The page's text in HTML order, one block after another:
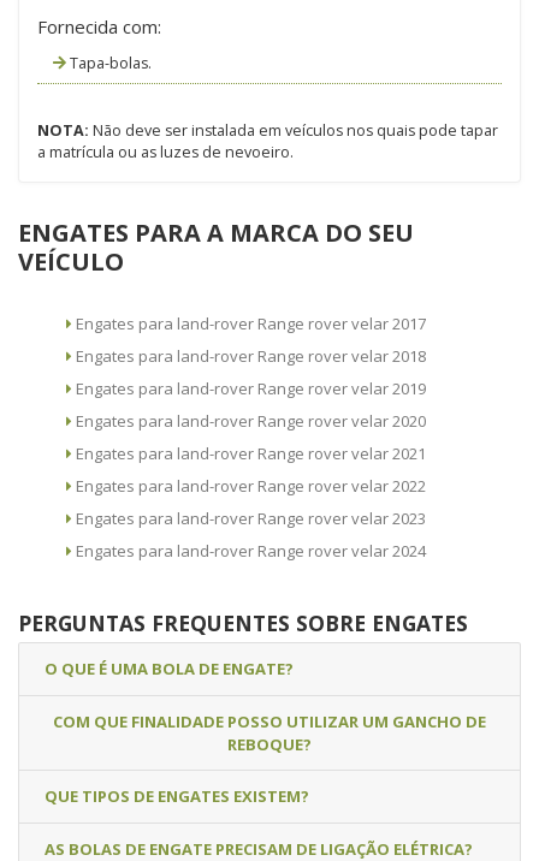
Fornecida com:
Tapa-bolas.
NOTA: Não deve ser instalada em veículos nos quais pode tapar
a matrícula ou as luzes de nevoeiro.
ENGATES PARA A MARCA DO SEU
VEÍCULO
Engates para land-rover Range rover velar 2017
Engates para land-rover Range rover velar 2018
Engates para land-rover Range rover velar 2019
Engates para land-rover Range rover velar 2020
Engates para land-rover Range rover velar 2021
Engates para land-rover Range rover velar 2022
Engates para land-rover Range rover velar 2023
Engates para land-rover Range rover velar 2024
PERGUNTAS FREQUENTES SOBRE ENGATES
O QUE É UMA BOLA DE ENGATE?
COM QUE FINALIDADE POSSO UTILIZAR UM GANCHO DE
REBOQUE?
QUE TIPOS DE ENGATES EXISTEM?
AS BOLAS DE ENGATE PRECISAM DE LIGAÇÃO ELÉTRICA?